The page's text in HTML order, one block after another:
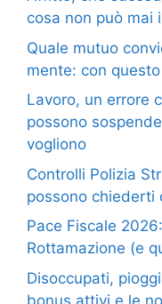
cosa non può mai
Quale mutuo
mente: con
Lavoro, un errore
possono
vogliono
Controlli Polizia
possono chiederti
Pace Fiscale
Rottamazione (e
Disoccupati,
bonus attivi e le